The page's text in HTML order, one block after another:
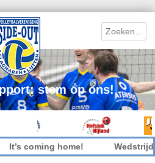
Search
stem op ons!
It’s coming home!